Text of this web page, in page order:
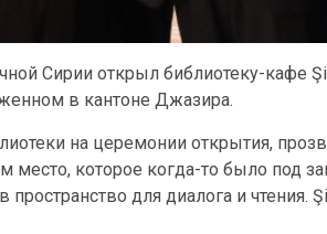
Сирии открыл библиотеку-кафе
в кантоне Джазира.
на церемонии открытия,
которое когда-то было под
для диалога и чтения.